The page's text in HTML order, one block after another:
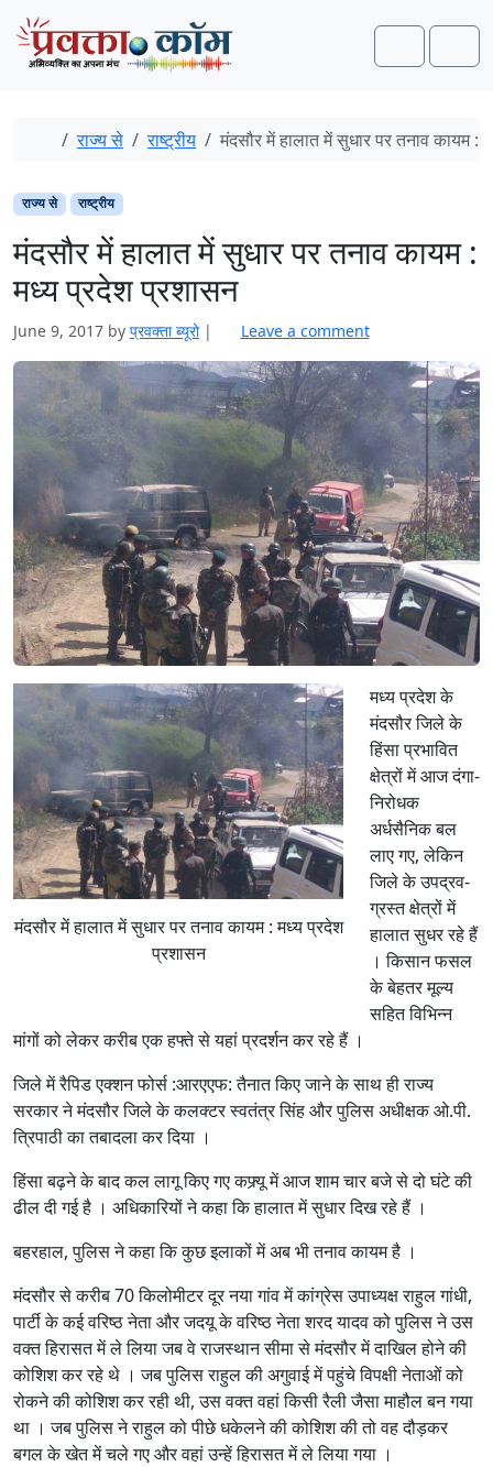
Skip to content
Skip to footer
Search
Home
राज्य से राष्ट्रीय मंदसौर में हालात में सुधार पर तनाव कायम :
राज्य से राष्ट्रीय
मंदसौर में हालात में सुधार पर तनाव कायम :
मध्य प्रदेश प्रशासन
June 9, 2017 by प्रवक्‍ता ब्यूरो | Leave a comment
मंदसौर में हालात में सुधार पर तनाव कायम : मध्य प्रदेश
प्रशासन
मध्य प्रदेश के
मंदसौर जिले के
हिंसा प्रभावित
क्षेत्रों में आज दंगा-
निरोधक
अर्धसैनिक बल
लाए गए, लेकिन
जिले के उपद्रव-
ग्रस्त क्षेत्रों में
हालात सुधर रहे हैं
। किसान फसल
के बेहतर मूल्य
सहित विभिन्न
मांगों को लेकर करीब एक हफ्ते से यहां प्रदर्शन कर रहे हैं ।
जिले में रैपिड एक्शन फोर्स :आरएएफ: तैनात किए जाने के साथ ही राज्य
सरकार ने मंदसौर जिले के कलक्टर स्वतंत्र सिंह और पुलिस अधीक्षक ओ.पी.
त्रिपाठी का तबादला कर दिया ।
हिंसा बढ़ने के बाद कल लागू किए गए कफ्र्यू में आज शाम चार बजे से दो घंटे की
ढील दी गई है । अधिकारियों ने कहा कि हालात में सुधार दिख रहे हैं ।
बहरहाल, पुलिस ने कहा कि कुछ इलाकों में अब भी तनाव कायम है ।
मंदसौर से करीब 70 किलोमीटर दूर नया गांव में कांग्रेस उपाध्यक्ष राहुल गांधी,
पार्टी के कई वरिष्ठ नेता और जदयू के वरिष्ठ नेता शरद यादव को पुलिस ने उस
वक्त हिरासत में ले लिया जब वे राजस्थान सीमा से मंदसौर में दाखिल होने की
कोशिश कर रहे थे । जब पुलिस राहुल की अगुवाई में पहुंचे विपक्षी नेताओं को
रोकने की कोशिश कर रही थी, उस वक्त वहां किसी रैली जैसा माहौल बन गया
था । जब पुलिस ने राहुल को पीछे धकेलने की कोशिश की तो वह दौड़कर
बगल के खेत में चले गए और वहां उन्हें हिरासत में ले लिया गया ।